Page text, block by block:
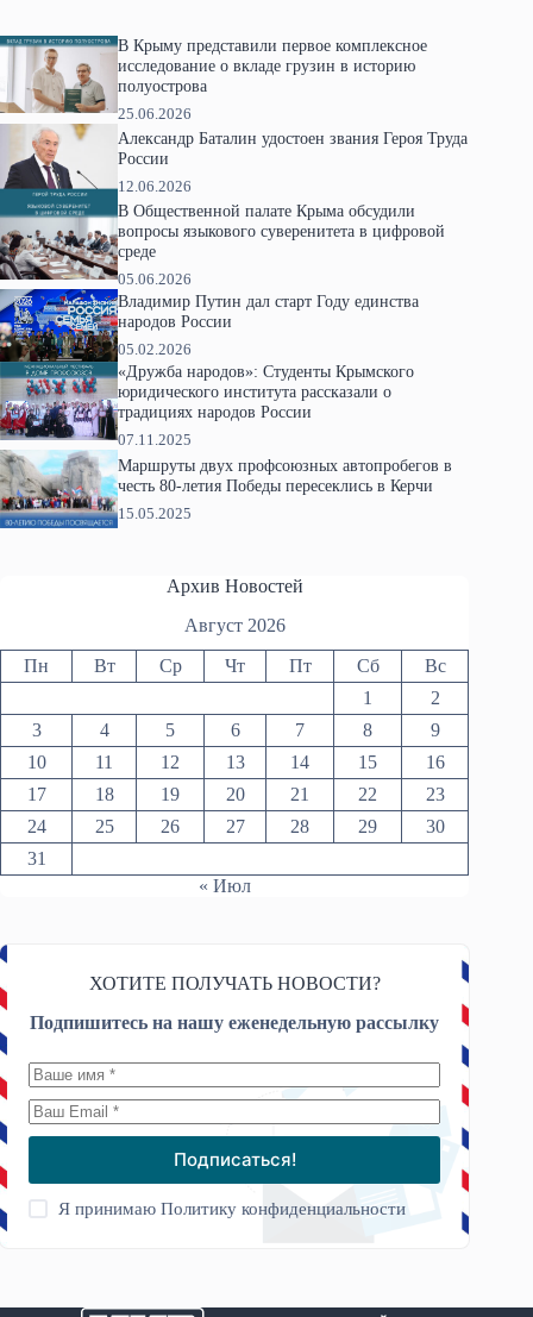
В Крыму представили первое комплексное
исследование о вкладе грузин в историю
полуострова
25.06.2026
Александр Баталин удостоен звания Героя Труда
России
12.06.2026
В Общественной палате Крыма обсудили
вопросы языкового суверенитета в цифровой
среде
05.06.2026
Владимир Путин дал старт Году единства
народов России
05.02.2026
«Дружба народов»: Студенты Крымского
юридического института рассказали о
традициях народов России
07.11.2025
Маршруты двух профсоюзных автопробегов в
честь 80-летия Победы пересеклись в Керчи
15.05.2025
Архив Новостей
Август 2026
Пн Вт Ср Чт Пт Сб
Вс
1
2
3
4 5 6 7 8
9
10
11 12 13 14 15
16
17
18 19 20 21 22
23
24
25 26 27 28 29
30
31
« Июл
ХОТИТЕ ПОЛУЧАТЬ НОВОСТИ?
Подпишитесь на нашу еженедельную рассылку
Подписаться!
Я принимаюПолитику конфиденциальности